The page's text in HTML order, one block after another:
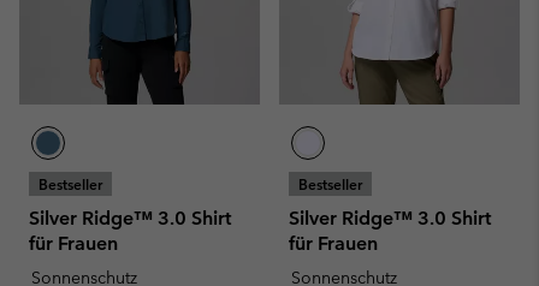
Bestseller
Silver Ridge™ 3.0 Shirt
für Frauen
Sonnenschutz
Bestseller
Silver Ridge™ 3.0 Shirt
für Frauen
Sonnenschutz